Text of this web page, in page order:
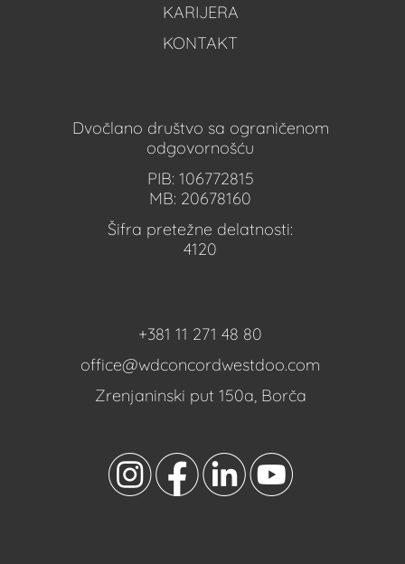
KARIJERA
KONTAKT
Dvočlano društvo sa ograničenom
odgovornošću
PIB: 106772815
MB: 20678160
Šifra pretežne delatnosti:
4120
+381 11 271 48 80
office@wdconcordwestdoo.com
Zrenjaninski put 150a, Borča